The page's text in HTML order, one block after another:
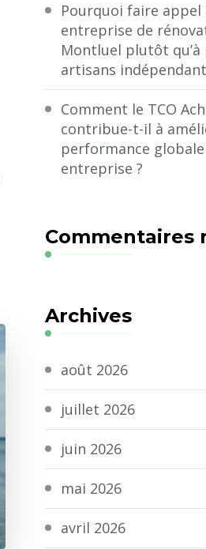
Pourquoi faire appel
entreprise de
Montluel plutôt qu’à
artisans
Comment le TCO
contribue-t-il à
performance globale
entreprise ?
Commentaires
Archives
août 2026
juillet 2026
juin 2026
mai 2026
avril 2026